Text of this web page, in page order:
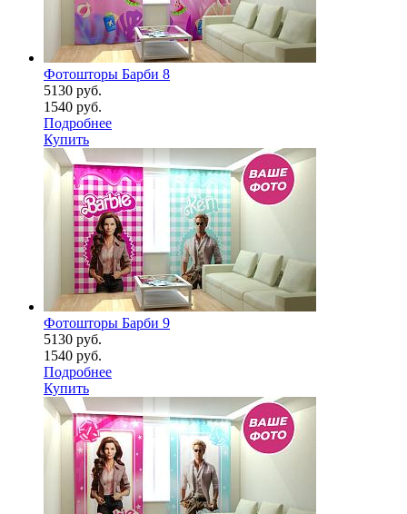
Фотошторы Барби 8
5130 руб.
1540 руб.
Подробнее
Купить
Фотошторы Барби 9
5130 руб.
1540 руб.
Подробнее
Купить